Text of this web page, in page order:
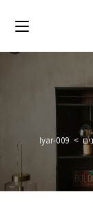
>
Iyar-009